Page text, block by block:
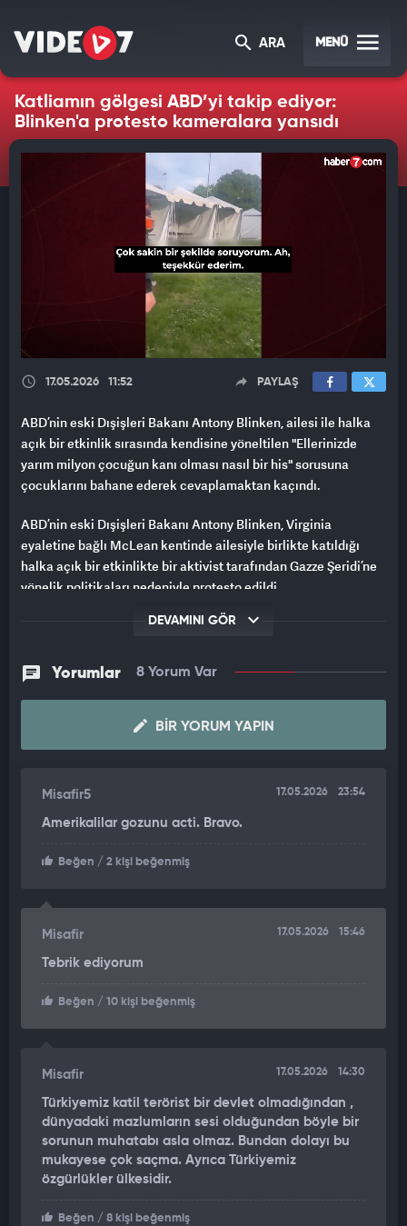
ARA MENÜ
Katliamın gölgesi ABD’yi takip ediyor:
Blinken'a protesto kameralara yansıdı
17.05.2026 11:52 PAYLAŞ
ABD’nin eski Dışişleri Bakanı Antony Blinken, ailesi ile halka
açık bir etkinlik sırasında kendisine yöneltilen "Ellerinizde
yarım milyon çocuğun kanı olması nasıl bir his" sorusuna
çocuklarını bahane ederek cevaplamaktan kaçındı.
ABD’nin eski Dışişleri Bakanı Antony Blinken, Virginia
eyaletine bağlı McLean kentinde ailesiyle birlikte katıldığı
halka açık bir etkinlikte bir aktivist tarafından Gazze Şeridi’ne
yönelik politikaları nedeniyle protesto edildi.
Aktivist, Blinken’a "Ellerinizde yarım milyon çocuğun kanı
üzerine aktivist, Blinken’a kendisini taciz etmediğini sadece bir
soru sorduğunu belirtti.
Aktivistin Gazze’deki katliamların içerisinde yer aldığını
söylemesi üzerine ise Blinken, çocuklarının yanında olduğunu
umursuyormuşsunuz gibi. Yoksa sadece kendi çocuklarınızı mı
efendim. Çocuklarınız için üzülüyorum. Bir gün büyüyüp
Aktivist, kendisini kovan Blinken’a bulundukları yerin halka
DEVAMINI GÖR
Yorumlar 8 Yorum Var
BIR YORUM YAPIN
Misafir5 17.05.2026 23:54
Amerikalilar gozunu acti. Bravo.
Beğen / 2 kişi beğenmiş
Misafir 17.05.2026 15:46
Tebrik ediyorum
Beğen / 10 kişi beğenmiş
Misafir 17.05.2026 14:30
Türkiyemiz katil terörist bir devlet olmadığından ,
dünyadaki mazlumların sesi olduğundan böyle bir
sorunun muhatabı asla olmaz. Bundan dolayı bu
mukayese çok saçma. Ayrıca Türkiyemiz
özgürlükler ülkesidir.
Beğen / 8 kişi beğenmiş